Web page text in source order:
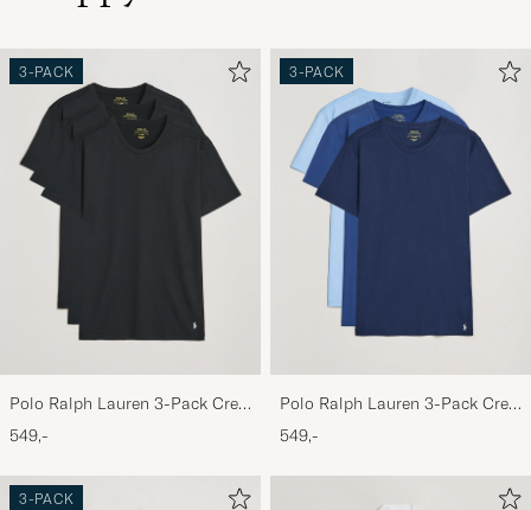
3-PACK
Polo Ralph Lauren 3-Pack Crew
Neck T-Shirt Black
549,-
3-PACK
Polo Ralph Lauren 3-Pack Crew
Neck T-Shirt Navy/Light
Navy/Elite Blue
549,-
3-PACK